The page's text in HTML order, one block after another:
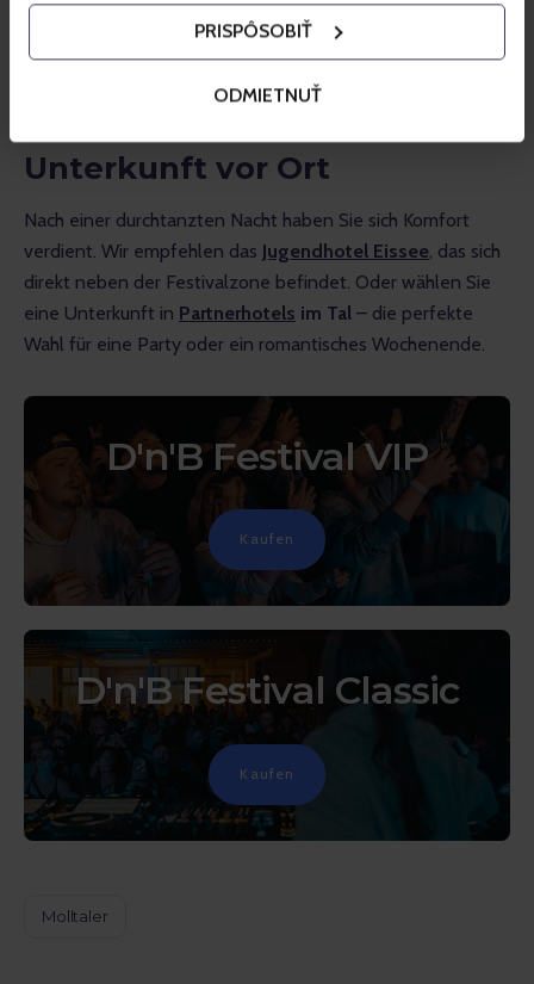
PRISPÔSOBIŤ
ODMIETNUŤ
zwischen den Szenen und ein exklusives Set bei
Sonnenuntergang.
Unterkunft vor Ort
Nach einer durchtanzten Nacht haben Sie sich Komfort
verdient. Wir empfehlen das Jugendhotel Eissee, das sich
direkt neben der Festivalzone befindet. Oder wählen Sie
eine Unterkunft in Partnerhotels im Tal – die perfekte
Wahl für eine Party oder ein romantisches Wochenende.
D'n'B Festival VIP
Kaufen
D'n'B Festival Classic
Kaufen
Molltaler